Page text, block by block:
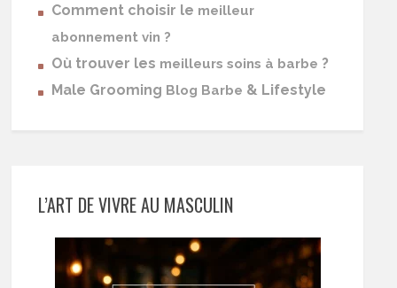
Comment choisir le meilleur
abonnement vin ?
Où trouver les meilleurs soins à barbe ?
Male Grooming Blog Barbe & Lifestyle
L’ART DE VIVRE AU MASCULIN